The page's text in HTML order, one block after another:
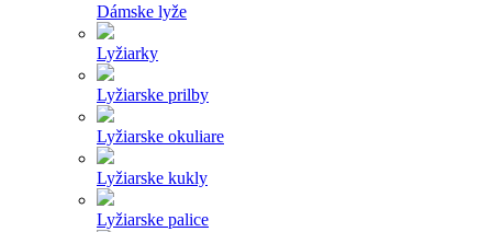
Dámske lyže
Lyžiarky
Lyžiarske prilby
Lyžiarske okuliare
Lyžiarske kukly
Lyžiarske palice